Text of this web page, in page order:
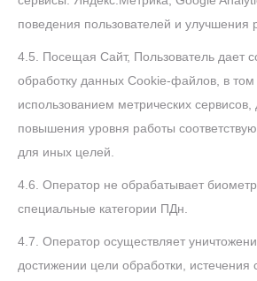
поведения пользователей и улучшения
4.5. Посещая Сайт, Пользователь дает
обработку данных Cookie-файлов, в том
использованием метрических сервисов,
повышения уровня работы
для иных целей.
4.6. Оператор не обрабатывает
специальные категории ПДн.
4.7. Оператор осуществляет
достижении цели обработки, истечения